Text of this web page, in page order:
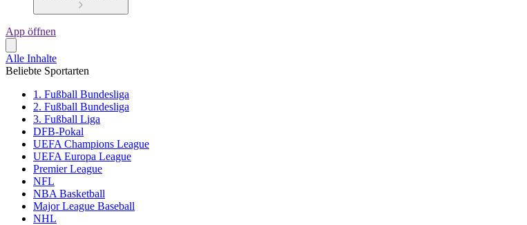
App öffnen
Alle Inhalte
Beliebte Sportarten
1. Fußball Bundesliga
2. Fußball Bundesliga
3. Fußball Liga
DFB-Pokal
UEFA Champions League
UEFA Europa League
Premier League
NFL
NBA Basketball
Major League Baseball
NHL